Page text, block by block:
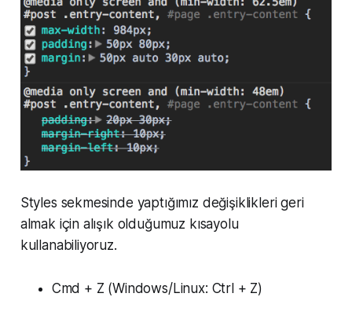
Styles sekmesinde yaptığımız değişiklikleri geri
almak için alışık olduğumuz kısayolu
kullanabiliyoruz.
Cmd + Z (Windows/Linux: Ctrl + Z)